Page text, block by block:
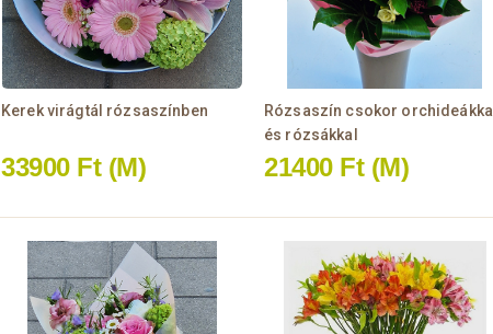
Kerek virágtál rózsaszínben
33900 Ft (M)
Rózsaszín csokor orchideákkal
és rózsákkal
21400 Ft (M)